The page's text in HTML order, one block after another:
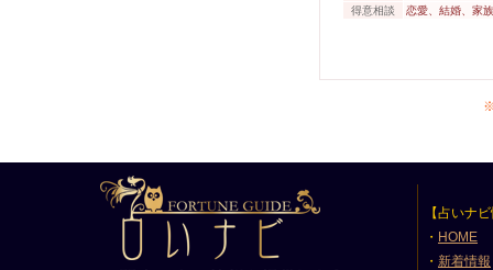
得意相談
恋愛、結婚、家
※
【占いナ
・ HOME
・ 新着情報